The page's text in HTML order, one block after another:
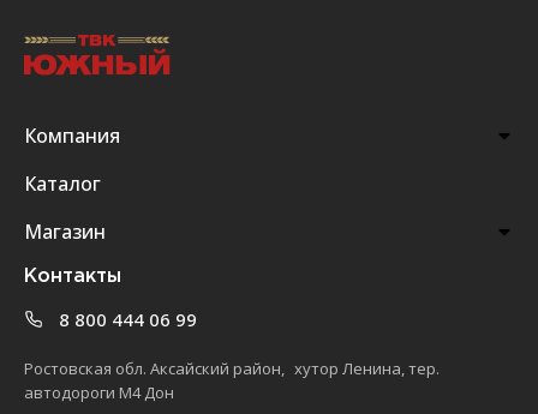
Компания
Каталог
Магазин
Контакты
8 800 444 06 99
Ростовская обл. Аксайский район, хутор Ленина, тер.
автодороги М4 Дон